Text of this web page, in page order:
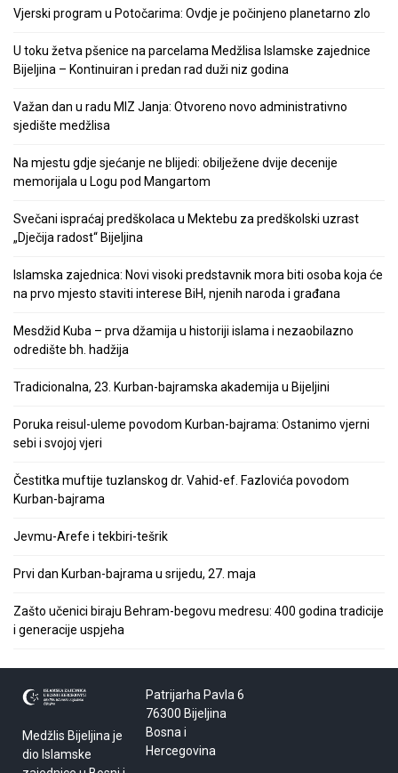
Vjerski program u Potočarima: Ovdje je počinjeno planetarno zlo
U toku žetva pšenice na parcelama Medžlisa Islamske zajednice
Bijeljina – Kontinuiran i predan rad duži niz godina
Važan dan u radu MIZ Janja: Otvoreno novo administrativno
sjedište medžlisa
Na mjestu gdje sjećanje ne blijedi: obilježene dvije decenije
memorijala u Logu pod Mangartom
Svečani ispraćaj predškolaca u Mektebu za predškolski uzrast
„Dječija radost“ Bijeljina
Islamska zajednica: Novi visoki predstavnik mora biti osoba koja će
na prvo mjesto staviti interese BiH, njenih naroda i građana
Mesdžid Kuba – prva džamija u historiji islama i nezaobilazno
odredište bh. hadžija
Tradicionalna, 23. Kurban-bajramska akademija u Bijeljini
Poruka reisul-uleme povodom Kurban-bajrama: Ostanimo vjerni
sebi i svojoj vjeri
Čestitka muftije tuzlanskog dr. Vahid-ef. Fazlovića povodom
Kurban-bajrama
Jevmu-Arefe i tekbiri-tešrik
Prvi dan Kurban-bajrama u srijedu, 27. maja
Zašto učenici biraju Behram-begovu medresu: 400 godina tradicije
i generacije uspjeha
Medžlis Bijeljina je
dio Islamske
Patrijarha Pavla 6
76300 Bijeljina
Bosna i
Hercegovina